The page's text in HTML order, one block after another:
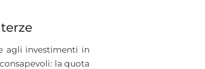
agli investimenti in
la quota